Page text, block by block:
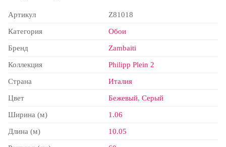
Артикул Z81018
Категория Обои
Бренд Zambaiti
Коллекция Philipp Plein 2
Страна Италия
Цвет Бежевый, Серый
Ширина (м) 1.06
Длина (м) 10.05